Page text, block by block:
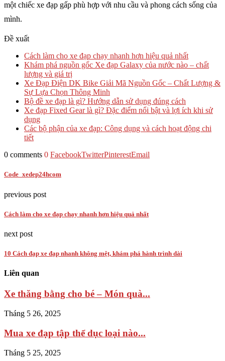
một chiếc xe đạp gấp phù hợp với nhu cầu và phong cách sống của
mình.
Đề xuất
Cách làm cho xe đạp chạy nhanh hơn hiệu quả nhất
Khám phá nguồn gốc Xe đạp Galaxy của nước nào – chất
lượng và giá trị
Xe Đạp Điện DK Bike Giải Mã Nguồn Gốc – Chất Lượng &
Sự Lựa Chọn Thông Minh
Bộ đề xe đạp là gì? Hướng dẫn sử dụng đúng cách
Xe đạp Fixed Gear là gì? Đặc điểm nổi bật và lợi ích khi sử
dụng
Các bộ phận của xe đạp: Công dụng và cách hoạt động chi
tiết
0 comments 0 FacebookTwitterPinterestEmail
Code_xedep24hcom
previous post
Cách làm cho xe đạp chạy nhanh hơn hiệu quả nhất
next post
10 Cách đạp xe đạp nhanh không mệt, khám phá hành trình dài
Liên quan
Xe thăng bằng cho bé – Món quà...
Tháng 5 26, 2025
Mua xe đạp tập thể dục loại nào...
Tháng 5 25, 2025